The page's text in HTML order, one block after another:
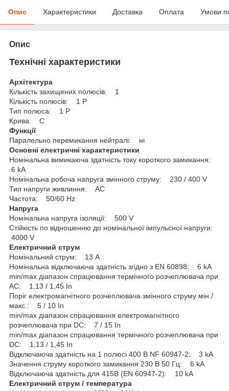
Опис Характеристики Доставка Оплата Умови
Опис
Технічні характеристики
Архітектура
Кількість захищених полюсів: 1
Кількість полюсів: 1 P
Тип полюса: 1 P
Крива: C
Функції
Паралельно перемикання нейтралі: ні
Основні електричні характеристики
Номінальна вимикаюча здатність току короткого замикання:
6 kA
Номінальна робоча напруга змінного струму: 230 / 400 V
Тип напруги живлиння: AC
Частота: 50/60 Hz
Напруга
Номінальна напруга ізоляції: 500 V
Стійкість по відношенню до номінальної імпульсної напруги:
4000 V
Електричний струм
Номінальний струм: 13 A
Номінальна відключаюча здатність згідно з EN 60898: 6 kA
min/max діапазон спрацювання термічного розчеплювача при
АC: 1,13 / 1,45 In
Поріг електромагнітного розчеплювача змінного струму мін./
макс.: 5 / 10 In
min/max діапазон спрацювання електромагнітного
розчеплювача при DC: 7 / 15 In
min/max діапазон спрацювання термічного розчеплювача при
DC: 1,13 / 1,45 In
Відключаюча здатність на 1 полюсі 400 В NF 60947-2: 3 kA
Значення струму короткого замикання 230 В 50 Гц: 6 kA
Відключаюча здатність для 415В (EN 60947-2): 10 kA
Електричний струм / температура